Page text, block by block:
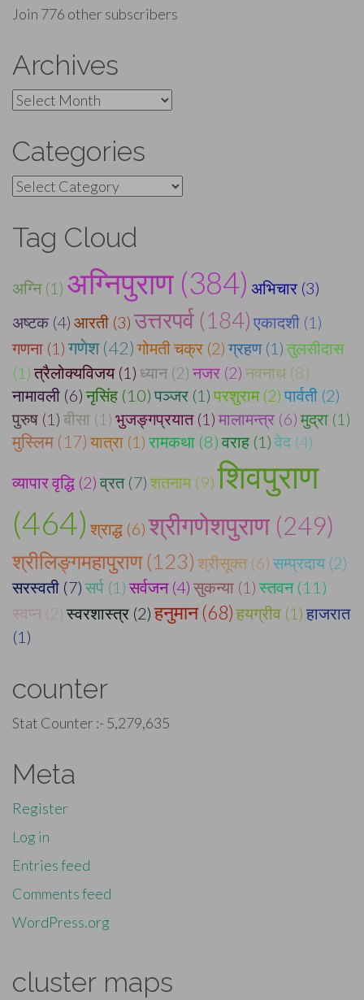
Join 776 other subscribers
Archives
Archives
Categories
Categories
Tag Cloud
अग्नि (1) अग्निपुराण (384) अभिचार (3)
अष्टक (4) आरती (3) उत्तरपर्व (184) एकादशी (1)
गणना (1) गणेश (42) गोमती चक्र (2) ग्रहण (1) तुलसीदास
(1) त्रैलोक्यविजय (1) ध्यान (2) नजर (2) नवनाथ (8)
नामावली (6) नृसिंह (10) पञ्जर (1) परशुराम (2) पार्वती (2)
पुरुष (1) बीसा (1) भुजङ्गप्रयात (1) मालामन्त्र (6) मुद्रा (1)
मुस्लिम (17) यात्रा (1) रामकथा (8) वराह (1) वेद (4)
व्यापार वृद्धि (2) व्रत (7) शतनाम (9) शिवपुराण
(464) श्राद्ध (6) श्रीगणेशपुराण (249)
श्रीलिङ्गमहापुराण (123) श्रीसूक्त (6) सम्प्रदाय (2)
सरस्वती (7) सर्प (1) सर्वजन (4) सुकन्या (1) स्तवन (11)
स्वप्न (2) स्वरशास्त्र (2) हनुमान (68) हयग्रीव (1) हाजरात
(1)
counter
Stat Counter :- 5,279,635
Meta
Register
Log in
Entries feed
Comments feed
WordPress.org
cluster maps